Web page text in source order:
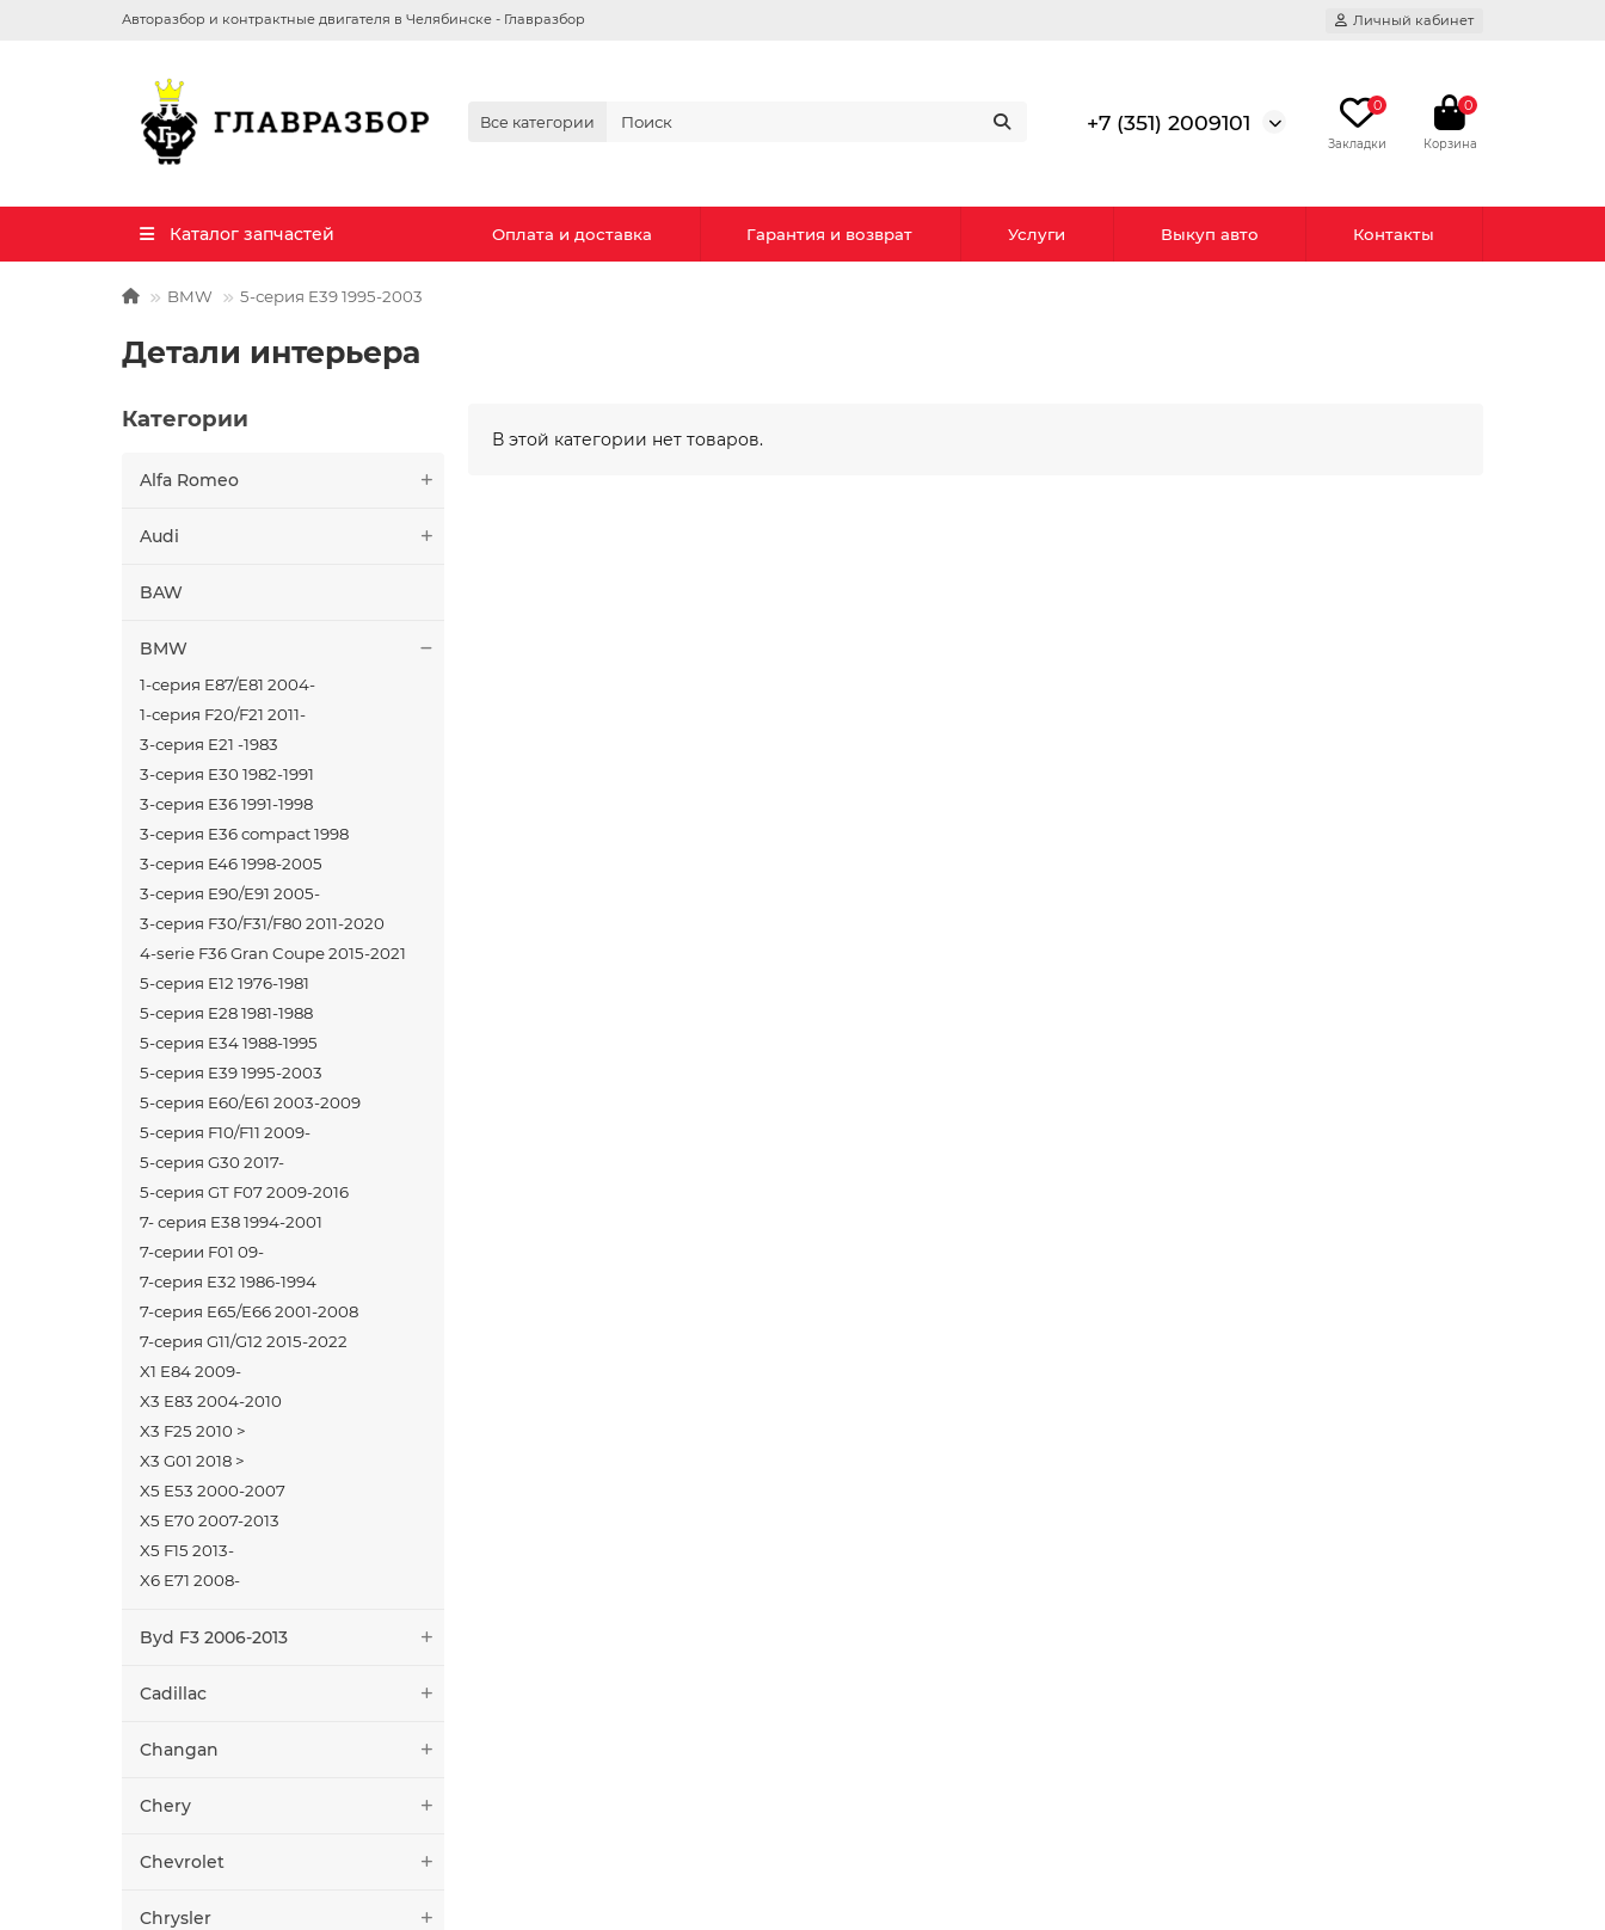
Авторазбор и контрактные двигателя в Челябинске - Главразбор Личный кабинет
Все категории +7 (351) 2009101
0 0
Каталог запчастей Оплата и доставка Гарантия и возврат Услуги Выкуп авто Контакты
BMW 5-серия E39 1995-2003
Детали интерьера
Категории
Alfa Romeo
Audi
BAW
BMW
1-серия E87/E81 2004-
1-серия F20/F21 2011-
3-серия E21 -1983
3-серия E30 1982-1991
3-серия E36 1991-1998
3-серия E36 compact 1998
3-серия E46 1998-2005
3-серия E90/E91 2005-
3-серия F30/F31/F80 2011-2020
4-serie F36 Gran Coupe 2015-2021
5-серия E12 1976-1981
5-серия E28 1981-1988
5-серия E34 1988-1995
5-серия E39 1995-2003
5-серия E60/E61 2003-2009
5-серия F10/F11 2009-
5-серия G30 2017-
5-серия GT F07 2009-2016
7- серия E38 1994-2001
7-серии F01 09-
7-серия E32 1986-1994
7-серия E65/E66 2001-2008
7-серия G11/G12 2015-2022
X1 E84 2009-
X3 E83 2004-2010
X3 F25 2010 >
X3 G01 2018 >
X5 E53 2000-2007
X5 E70 2007-2013
X5 F15 2013-
X6 E71 2008-
Byd F3 2006-2013
Cadillac
Changan
Chery
Chevrolet
Chrysler
В этой категории нет товаров.